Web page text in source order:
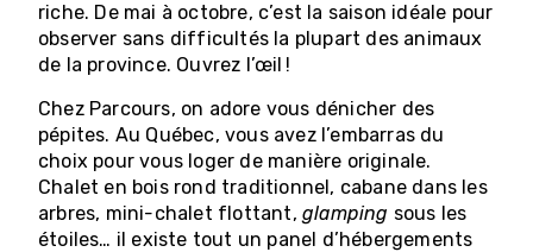
riche. De mai à octobre, c’est la saison idéale pour
observer sans difficultés la plupart des animaux
de la province. Ouvrez l’œil !
Chez Parcours, on adore vous dénicher des
pépites. Au Québec, vous avez l’embarras du
choix pour vous loger de manière originale.
Chalet en bois rond traditionnel, cabane dans les
arbres, mini-chalet flottant, glamping sous les
étoiles… il existe tout un panel d’hébergements